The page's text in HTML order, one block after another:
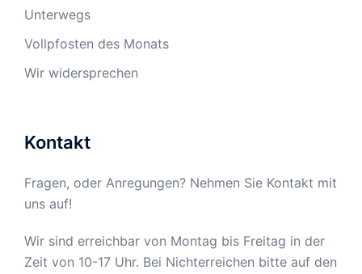
Unterwegs
Vollpfosten des Monats
Wir widersprechen
Kontakt
Fragen, oder Anregungen? Nehmen Sie Kontakt mit
uns auf!
Wir sind erreichbar von Montag bis Freitag in der
Zeit von 10-17 Uhr. Bei Nichterreichen bitte auf den